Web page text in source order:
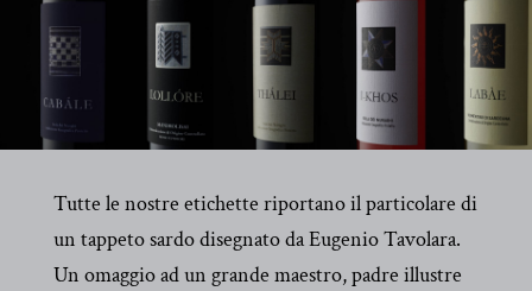
Tutte le nostre etichette riportano il particolare di
un tappeto sardo disegnato da Eugenio Tavolara.
Un omaggio ad un grande maestro, padre illustre